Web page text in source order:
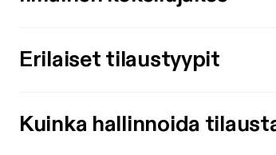
Erilaiset tilaustyypit
Kuinka hallinnoida